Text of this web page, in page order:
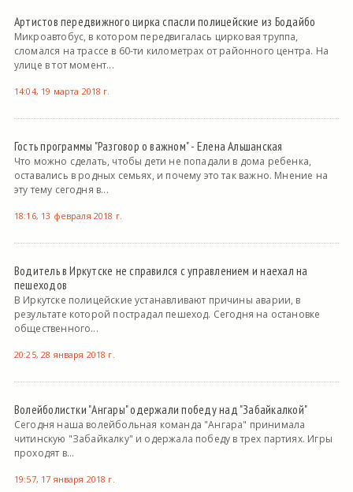
Артистов передвижного цирка спасли полицейские из Бодайбо
Микроавтобус, в котором передвигалась цирковая труппа,
сломался на трассе в 60-ти километрах от районного центра. На
улице в тот момент...
14:04, 19 марта 2018 г.
Гость программы "Разговор о важном" - Елена Альшанская
Что можно сделать, чтобы дети не попадали в дома ребенка,
оставались в родных семьях, и почему это так важно. Мнение на
эту тему сегодня в...
18:16, 13 февраля 2018 г.
Водитель в Иркутске не справился с управлением и наехал на
пешеходов
В Иркутске полицейские устанавливают причины аварии, в
результате которой пострадал пешеход. Сегодня на остановке
общественного...
20:25, 28 января 2018 г.
Волейболистки "Ангары" одержали победу над "Забайкалкой"
Сегодня наша волейбольная команда "Ангара" принимала
читинскую "Забайкалку" и одержала победу в трех партиях. Игры
проходят в...
19:57, 17 января 2018 г.